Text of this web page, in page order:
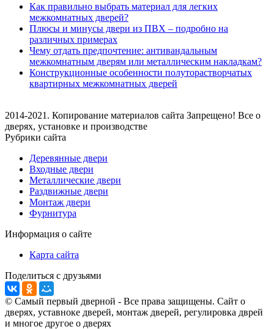
Как правильно выбрать материал для легких
межкомнатных дверей?
Плюсы и минусы двери из ПВХ – подробно на
различных примерах
Чему отдать предпочтение: антивандальным
межкомнатным дверям или металлическим накладкам?
Конструкционные особенности полуторастворчатых
квартирных межкомнатных дверей
2014-2021. Копирование материалов сайта Запрещено! Все о
дверях, установке и производстве
Рубрики сайта
Деревянные двери
Входные двери
Металлические двери
Раздвижные двери
Монтаж двери
Фурнитура
Информация о сайте
Карта сайта
Поделиться с друзьями
© Самый первый дверной - Все права защищены. Сайт о
дверях, уставноке дверей, монтаж дверей, регулировка дврей
и многое другое о дверях